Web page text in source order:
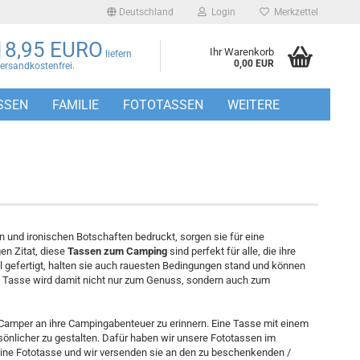
Deutschland Login Merkzettel
EURO liefern
Ihr Warenkorb
0,00 EUR
FAMILIE FOTOTASSEN WEITERE
ironischen Botschaften bedruckt, sorgen sie für eine
Zitat, diese Tassen zum Campingsind perfekt für alle, die ihre
halten sie auch rauesten Bedingungen stand und können
wird damit nicht nur zum Genuss, sondern auch zum
an ihre Campingabenteuer zu erinnern. Eine Tasse mit einem
zu gestalten. Dafür haben wir unsere Fototassen im
Fototasse und wir versenden sie an den zu beschenkenden /